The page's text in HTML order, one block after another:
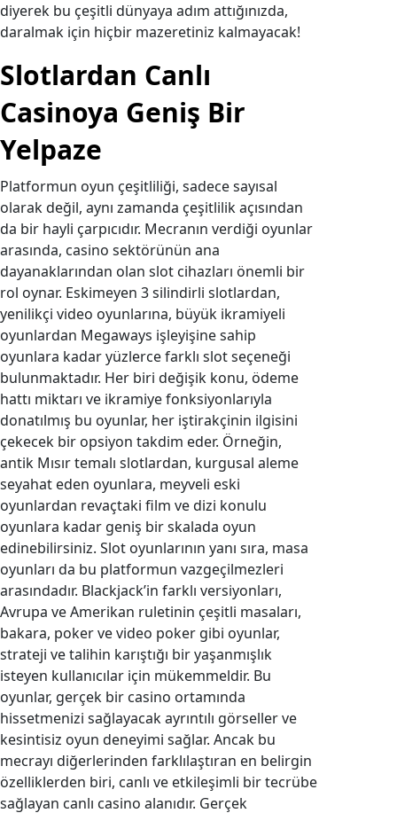
diyerek bu çeşitli dünyaya adım attığınızda,
daralmak için hiçbir mazeretiniz kalmayacak!
Slotlardan Canlı
Casinoya Geniş Bir
Yelpaze
Platformun oyun çeşitliliği, sadece sayısal
olarak değil, aynı zamanda çeşitlilik açısından
da bir hayli çarpıcıdır. Mecranın verdiği oyunlar
arasında, casino sektörünün ana
dayanaklarından olan slot cihazları önemli bir
rol oynar. Eskimeyen 3 silindirli slotlardan,
yenilikçi video oyunlarına, büyük ikramiyeli
oyunlardan Megaways işleyişine sahip
oyunlara kadar yüzlerce farklı slot seçeneği
bulunmaktadır. Her biri değişik konu, ödeme
hattı miktarı ve ikramiye fonksiyonlarıyla
donatılmış bu oyunlar, her iştirakçinin ilgisini
çekecek bir opsiyon takdim eder. Örneğin,
antik Mısır temalı slotlardan, kurgusal aleme
seyahat eden oyunlara, meyveli eski
oyunlardan revaçtaki film ve dizi konulu
oyunlara kadar geniş bir skalada oyun
edinebilirsiniz. Slot oyunlarının yanı sıra, masa
oyunları da bu platformun vazgeçilmezleri
arasındadır. Blackjack’in farklı versiyonları,
Avrupa ve Amerikan ruletinin çeşitli masaları,
bakara, poker ve video poker gibi oyunlar,
strateji ve talihin karıştığı bir yaşanmışlık
isteyen kullanıcılar için mükemmeldir. Bu
oyunlar, gerçek bir casino ortamında
hissetmenizi sağlayacak ayrıntılı görseller ve
kesintisiz oyun deneyimi sağlar. Ancak bu
mecrayı diğerlerinden farklılaştıran en belirgin
özelliklerden biri, canlı ve etkileşimli bir tecrübe
sağlayan canlı casino alanıdır. Gerçek